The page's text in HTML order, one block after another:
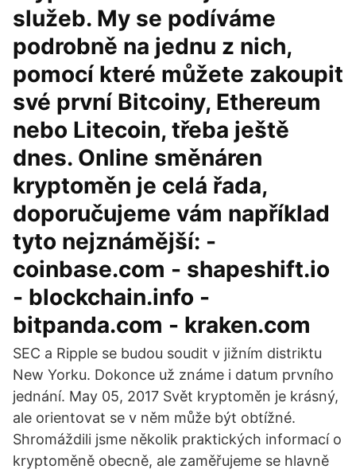
služeb. My se podíváme
podrobně na jednu z nich,
pomocí které můžete zakoupit
své první Bitcoiny, Ethereum
nebo Litecoin, třeba ještě
dnes. Online směnáren
kryptoměn je celá řada,
doporučujeme vám například
tyto nejznámější: -
coinbase.com - shapeshift.io
- blockchain.info -
bitpanda.com - kraken.com
SEC a Ripple se budou soudit v jižním distriktu
New Yorku. Dokonce už známe i datum prvního
jednání. May 05, 2017 Svět kryptoměn je krásný,
ale orientovat se v něm může být obtížné.
Shromáždili jsme několik praktických informací o
kryptoměně obecně, ale zaměřujeme se hlavně